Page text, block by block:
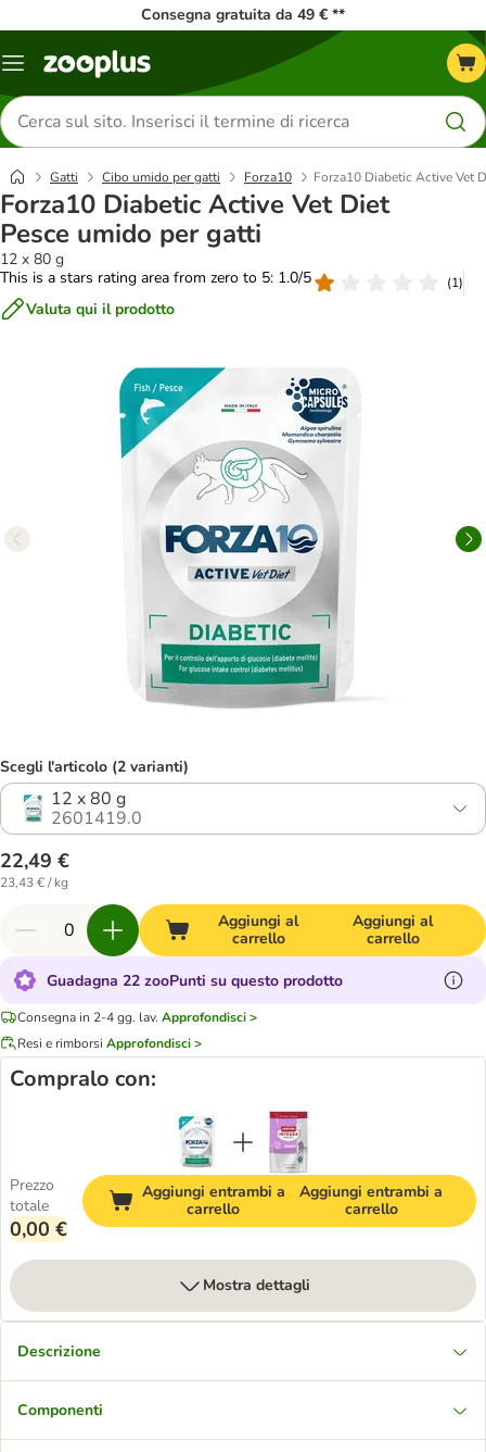
Consegna gratuita da 49 € **
Overview
Cerca
prodotti
Gatti Cibo umido per gatti Forza10 Forza10 Diabetic Active Vet
Forza10 Diabetic Active Vet Diet
Pesce umido per gatti
12 x 80 g
This is a stars rating area from zero to 5: 1.0/5
(1)
Valuta qui il prodotto
Scegli l'articolo (2 varianti)
12 x 80 g
2601419.0
22,49 €
23,43 € / kg
Aggiungi al
carrello
Aggiungi al
carrello
Guadagna 22 zooPunti su questo prodotto
Consegna in 2-4 gg. lav. Approfondisci >
Resi e rimborsi Approfondisci >
Compralo con:
Prezzo
totale
0,00 €
Aggiungi entrambi a
carrello
Aggiungi entrambi a
carrello
Mostra dettagli
Descrizione
Componenti